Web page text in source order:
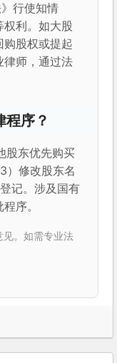
行使知情
权利。如大股
购股权或提起
律师，通过法
程序？
股东优先购买
）修改股东名
记。涉及国有
序。
见。如需专业法